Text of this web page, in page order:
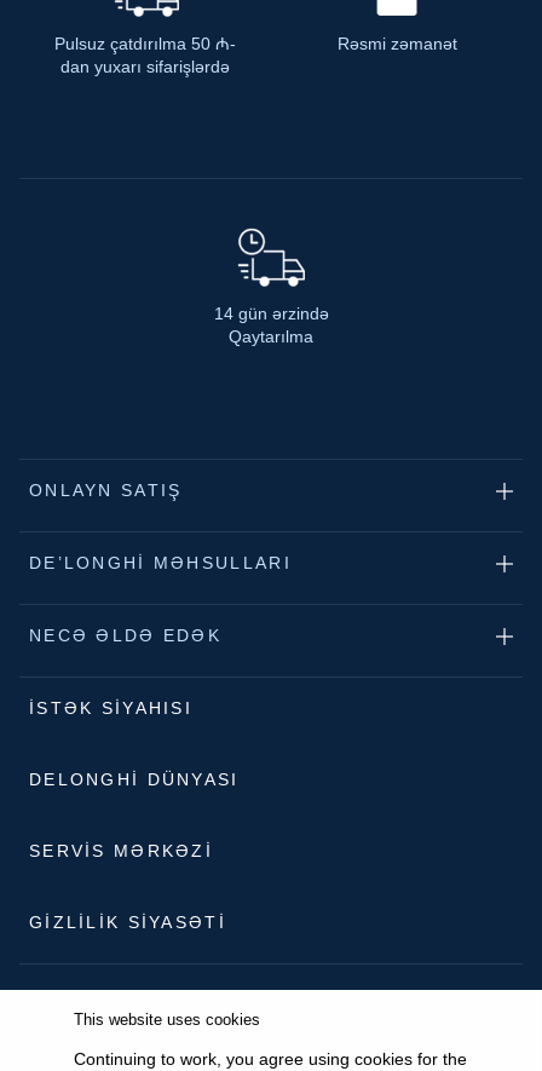
Pulsuz çatdırılma 50 ₼-
dan yuxarı sifarişlərdə
Rəsmi zəmanət
14 gün ərzində
Qaytarılma
ONLAYN SATIŞ
DE’LONGHI MƏHSULLARI
NECƏ ƏLDƏ EDƏK
İSTƏK SIYAHISI
DELONGHI DÜNYASI
SERVIS MƏRKƏZI
GIZLILIK SIYASƏTI
This website uses cookies
Continuing to work, you agree using cookies for the